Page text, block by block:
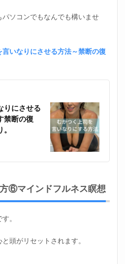
ソコンでもなんでも構いませ
いなりにさせる方法～禁断の復
りにさせる
禁断の復
⑥マインドフルネス瞑想
。
頭がリセットされます。